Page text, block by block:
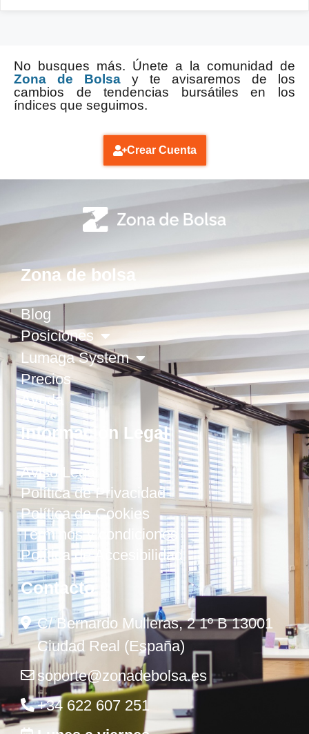
No busques más. Únete a la comunidad de
Zona de Bolsa y te avisaremos de los
cambios de tendencias bursátiles en los
índices que seguimos.
Crear Cuenta
Zona de bolsa
Blog
Posiciones
Lumaga System
Precios
Ayuda
Información Legal
Aviso Legal
Política de Privacidad
Política de Cookies
Términos y condiciones
Política de Accesibilidad
Contacto
C/ Bernardo Mulleras, 2 1º B 13001
Ciudad Real (España)
soporte@zonadebolsa.es
+34 622 607 251